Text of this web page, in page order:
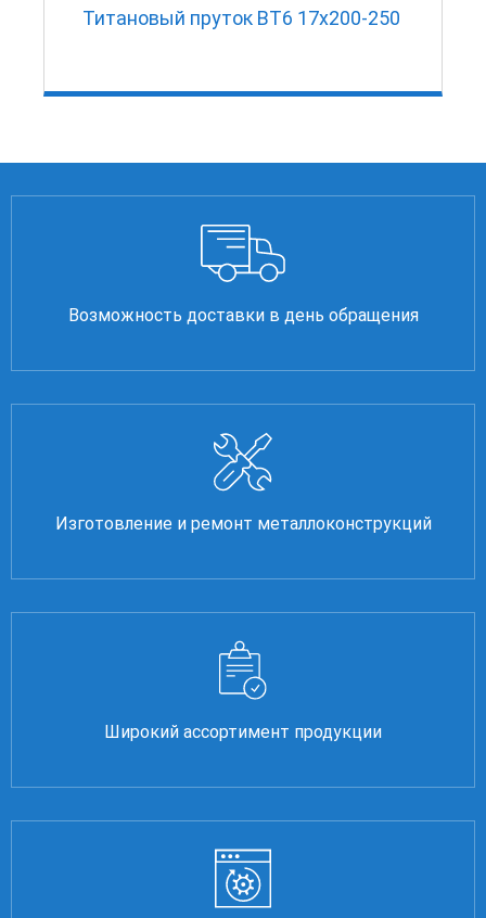
Титановый пруток ВТ6 17х200-250
Возможность доставки в день обращения
Изготовление и ремонт металлоконструкций
Широкий ассортимент продукции